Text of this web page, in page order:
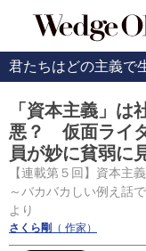
君たちはどの主義で
「資本主義」は
悪？ 仮面ライ
員が妙に貧弱に
【連載第５回】資本主
～バカバカしい例え話
より
さくら剛 （ 作家）